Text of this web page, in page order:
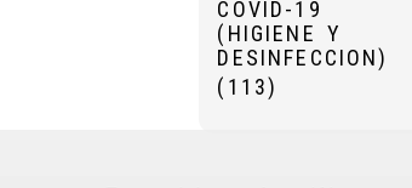
COVID-19
(HIGIENE Y
DESINFECCION)
(113)